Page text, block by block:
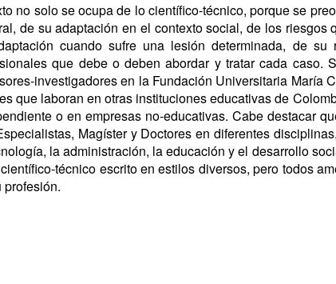
no solo se ocupa de lo científico-técnico, porque se
de su adaptación en el contexto social, de los riesgos
cuando sufre una lesión determinada, de
que debe o deben abordar y tratar cada caso.
investigadores en la Fundación Universitaria María
que laboran en otras instituciones educativas de
o en empresas no-educativas. Cabe destacar
Magíster y Doctores en diferentes
la administración, la educación y el desarrollo
técnico escrito en estilos diversos, pero todos
profesión.